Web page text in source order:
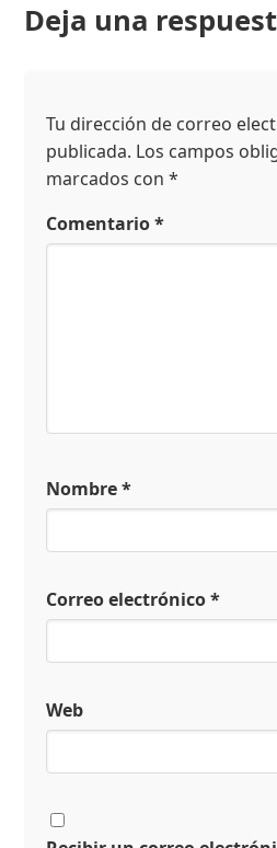
Deja una
Tu dirección de correo
publicada. Los campos
marcados con*
Comentario*
Nombre*
Correo electrónico*
Web